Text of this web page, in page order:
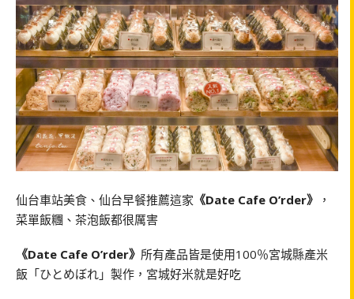
仙台車站美食、仙台早餐推薦這家 《Date Cafe O’rder》
，
菜單飯糰、茶泡飯都很厲害
《Date Cafe O’rder》 所有產品皆是使用100％宮城縣產米
飯「ひとめぼれ」製作，宮城好米就是好吃